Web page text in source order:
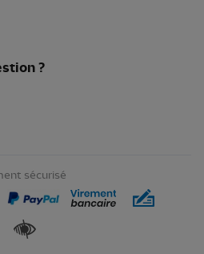
?
sécurisé
Renforcer les contrastes